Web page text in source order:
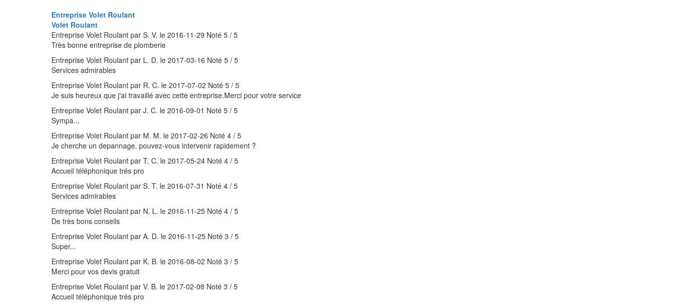
Entreprise Volet Roulant
Volet Roulant
Entreprise Volet Roulant par S. V. le 2016-11-29 Noté 5 / 5
Très bonne entreprise de plomberie
Entreprise Volet Roulant par L. D. le 2017-03-16 Noté 5 / 5
Services admirables
Entreprise Volet Roulant par R. C. le 2017-07-02 Noté 5 / 5
Je suis heureux que j'ai travaillé avec cette entreprise.Merci pour votre service
Entreprise Volet Roulant par J. C. le 2016-09-01 Noté 5 / 5
Sympa...
Entreprise Volet Roulant par M. M. le 2017-02-26 Noté 4 / 5
Je cherche un depannage, pouvez-vous intervenir rapidement ?
Entreprise Volet Roulant par T. C. le 2017-05-24 Noté 4 / 5
Accueil téléphonique trés pro
Entreprise Volet Roulant par S. T. le 2016-07-31 Noté 4 / 5
Services admirables
Entreprise Volet Roulant par N. L. le 2016-11-25 Noté 4 / 5
De très bons conseils
Entreprise Volet Roulant par A. D. le 2016-11-25 Noté 3 / 5
Super...
Entreprise Volet Roulant par K. B. le 2016-08-02 Noté 3 / 5
Merci pour vos devis gratuit
Entreprise Volet Roulant par V. B. le 2017-02-08 Noté 3 / 5
Accueil téléphonique trés pro